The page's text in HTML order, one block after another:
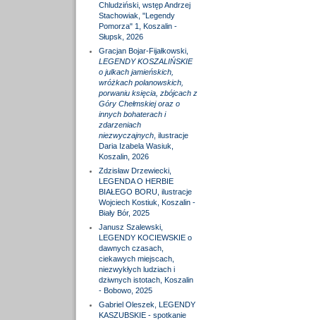
Chludziński, wstęp Andrzej
Stachowiak, "Legendy
Pomorza" 1, Koszalin -
Słupsk, 2026
Gracjan Bojar-Fijałkowski,
LEGENDY KOSZALIŃSKIE
o julkach jamieńskich,
wróżkach polanowskich,
porwaniu księcia, zbójcach z
Góry Chełmskiej oraz o
innych bohaterach i
zdarzeniach
niezwyczajnych, ilustracje
Daria Izabela Wasiuk,
Koszalin, 2026
Zdzisław Drzewiecki,
LEGENDA O HERBIE
BIAŁEGO BORU, ilustracje
Wojciech Kostiuk, Koszalin -
Biały Bór, 2025
Janusz Szalewski,
LEGENDY KOCIEWSKIE o
dawnych czasach,
ciekawych miejscach,
niezwykłych ludziach i
dziwnych istotach, Koszalin
- Bobowo, 2025
Gabriel Oleszek, LEGENDY
KASZUBSKIE - spotkanie